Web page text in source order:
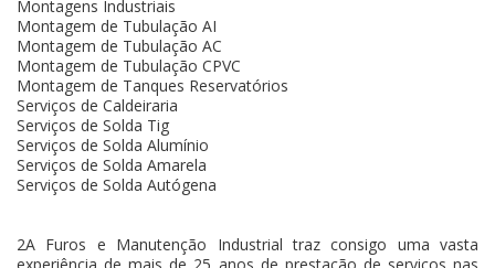
Montagens Industriais
Montagem de Tubulação AI
Montagem de Tubulação AC
Montagem de Tubulação CPVC
Montagem de Tanques Reservatórios
Serviços de Caldeiraria
Serviços de Solda Tig
Serviços de Solda Alumínio
Serviços de Solda Amarela
Serviços de Solda Autógena
2A Furos e Manutenção Industrial traz consigo uma vasta
experiência de mais de 25 anos de prestação de serviços nas